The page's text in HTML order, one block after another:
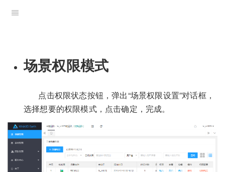
场景权限模式
点击权限状态按钮，弹出“场景权限设置”对话框，
选择想要的权限模式，点击确定，完成。